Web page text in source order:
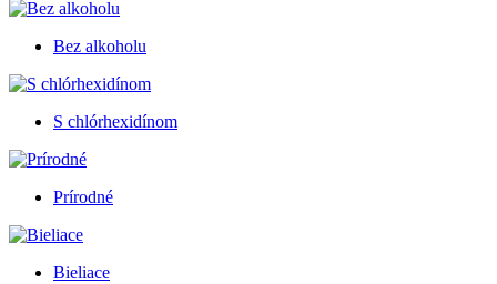
Bez alkoholu
S chlórhexidínom
Prírodné
Bieliace